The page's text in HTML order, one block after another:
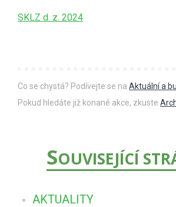
SKLZ d. z. 2024
Co se chystá? Podívejte se na Aktuální a
Pokud hledáte již konané akce, zkuste
SOUVISEJÍCÍ
AKTUALITY